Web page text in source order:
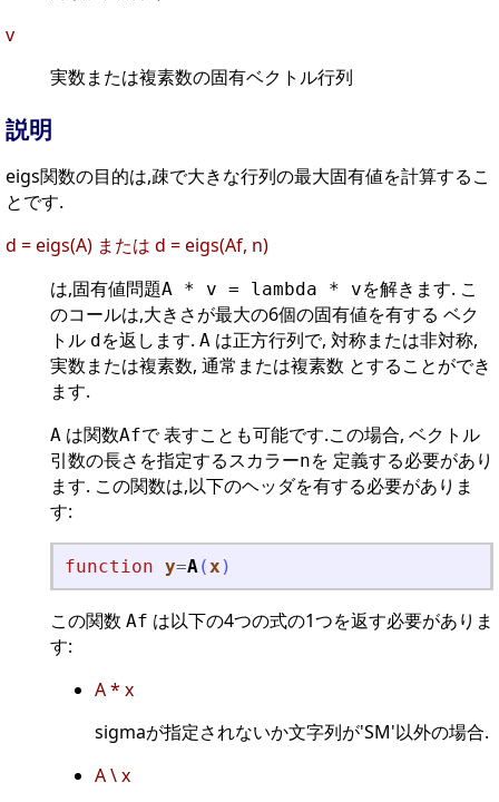
v
実数または複素数の固有ベクトル行列
説明
eigs関数の目的は,疎で大きな行列の最大固有値を計算するこ
とです.
d = eigs(A) または d = eigs(Af, n)
は,固有値問題A * v = lambda * vを解きます. こ
のコールは,大きさが最大の6個の固有値を有する ベク
トル d を返します. A は正方行列で, 対称または非対称,
実数または複素数, 通常または複素数 とすることができ
ます.
A は関数Afで 表すことも可能です.この場合, ベクトル
引数の長さを指定するスカラーnを 定義する必要があり
ます. この関数は,以下のヘッダを有する必要がありま
す:
function y=A(x )
この関数 Af は以下の4つの式の1つを返す必要がありま
す:
A * x
sigmaが指定されないか文字列が'SM'以外の場合.
A \ x